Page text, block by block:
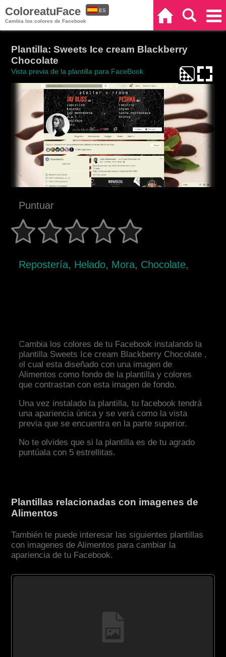
ColoreatuFace
Cambia los colores de Facebook
ES
Plantilla: Sweets Ice cream Blackberry
Chocolate
Vista previa de la plantilla para FaceBook
Puntuar
Repostería, Helado, Mora, Chocolate,
Cambia los colores de tu Facebook instalando la
plantilla Sweets Ice cream Blackberry Chocolate ,
el cual esta diseñado con una imagen de
Alimentos como fondo de la plantilla y colores
que contrastan con esta imagen de fondo.
Una vez instalado la plantilla, tu facebook tendrá
una apariencia única y se verá como la vista
previa que se encuentra en la parte superior.
No te olvides que si la plantilla es de tu agrado
puntúala con 5 estrellitas.
Plantillas relacionadas con imagenes de
Alimentos
También te puede interesar las siguientes plantillas
con imagenes de Alimentos para cambiar la
apariencia de tu Facebook.